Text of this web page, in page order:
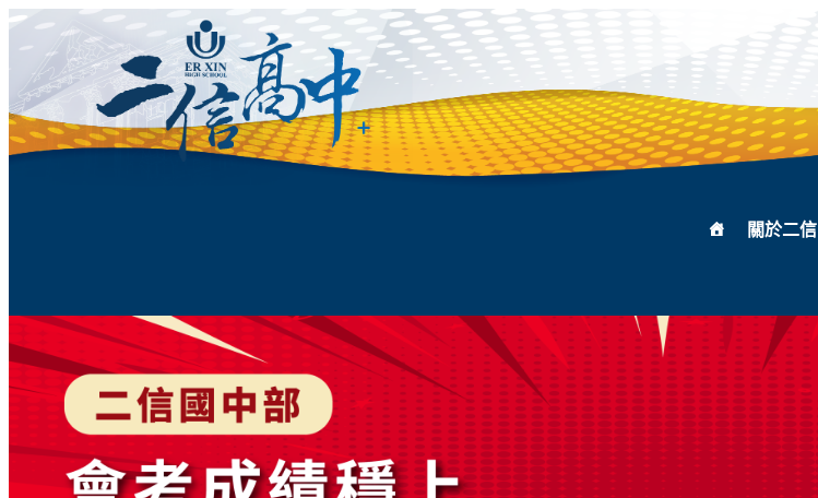
跳
要
內
關於二信